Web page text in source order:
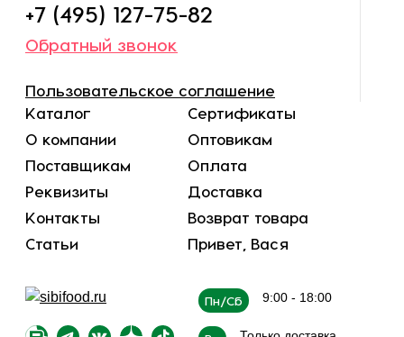
Каталог
О компании
Поставщикам
Реквизиты
Контакты
Статьи
Сертификаты
Оптовикам
Оплата
Доставка
Возврат товара
Привет, Вася
+7 (495) 127-75-82
Обратный звонок
Пользовательское соглашение
Пн/Сб 9:00 - 18:00